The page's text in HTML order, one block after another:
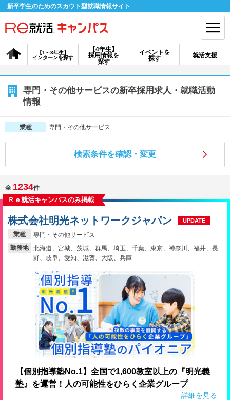
新卒学生のためのスカウト型就職情報サイト
【4年生】
採用情報を
探す
【1～3年生】
インターンを探す
イベントを
探す
就活支援
会員登録 ログイン
会員ID・パスワードを忘れた方はこちら
説明会を探す
インターンを探す
イベントを探す
就活ノウハウ・サポート
就活支援
就活ノウハウが満載！
就活コラム
適職診断
あなたに合う仕事を診断！ 動画で対策講座をチェック
就活ニュースペーパー
就活時事ニュースを更新
よくある質問
不明点があればこちら
専門・その他サービスの新卒採用求人・就職活動
情報
業種 専門・その他サービス
検索条件を確認・変更
全 1234件
Ｒｅ就活キャンパスのみ掲載
業種
専門・その他サービス
勤務地
北海道、宮城、茨城、群馬、埼玉、千葉、東京、神奈川、福井、長
野、岐阜、愛知、滋賀、大阪、兵庫
株式会社明光ネットワークジャパン UPDATE
【個別指導塾No.1】全国で1,600教室以上の『明光義
塾』を運営！人の可能性をひらく企業グループ
詳細を見る